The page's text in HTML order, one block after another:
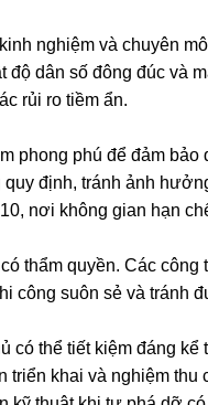
TP.HCM
nghiệm và chuyên
dân số đông đúc và
rủi ro tiềm ẩn.
phong phú để đảm bảo
định, tránh ảnh
nơi không gian hạn
công suôn sẻ và tránh